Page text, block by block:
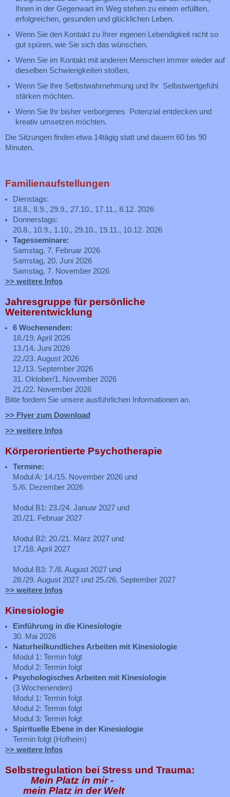
Ihnen in der Gegenwart im Weg stehen zu einem erfüllten,
erfolgreichen, gesunden und glücklichen Leben.
Wenn Sie den Kontakt zu Ihrer eigenen Lebendigkeit nicht so
gut spüren, wie Sie sich das wünschen.
Wenn Sie im Kontakt mit anderen Menschen immer wieder auf
dieselben Schwierigkeiten stoßen.
Wenn Sie Ihre Selbstwahrnehmung und Ihr Selbstwertgefühl
stärken möchten.
Wenn Sie Ihr bisher verborgenes Potenzial entdecken und
kreativ umsetzen möchten.
Die Sitzungen finden etwa 14tägig statt und dauern 60 bis 90
Minuten.
Familienaufstellungen
Dienstags:
18.8., 8.9., 29.9., 27.10., 17.11., 8.12. 2026
Donnerstags:
20.8., 10.9., 1.10., 29.10., 19.11., 10.12. 2026
Tagesseminare:
Samstag, 7. Februar 2026
Samstag, 20. Juni 2026
Samstag, 7. November 2026
>> weitere Infos
Jahresgruppe für persönliche
Weiterentwicklung
6 Wochenenden:
18./19. April 2026
13./14. Juni 2026
22./23. August 2026
12./13. September 2026
31. Oktober/1. November 2026
21./22. November 2026
Bitte fordern Sie unsere ausführlichen Informationen an.
>> Flyer zum Download
>> weitere Infos
Körperorientierte Psychotherapie
Termine:
Modul A: 14./15. November 2026 und
5./6. Dezember 2026
Modul B1: 23./24. Januar 2027 und
20./21. Februar 2027
Modul B2: 20./21. März 2027 und
17./18. April 2027
Modul B3: 7./8. August 2027 und
28./29. August 2027 und 25./26. September 2027
>> weitere Infos
Kinesiologie
Einführung in die Kinesiologie
30. Mai 2026
Naturheilkundliches Arbeiten mit Kinesiologie
Modul 1: Termin folgt
Modul 2: Termin folgt
Psychologisches Arbeiten mit Kinesiologie
(3 Wochenenden)
Modul 1: Termin folgt
Modul 2: Termin folgt
Modul 3: Termin folgt
Spirituelle Ebene in der Kinesiologie
Termin folgt (Hofheim)
>> weitere Infos
Selbstregulation bei Stress und Trauma:
Mein Platz in mir -
mein Platz in der Welt